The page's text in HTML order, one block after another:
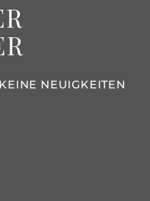
NEUIGKEITEN